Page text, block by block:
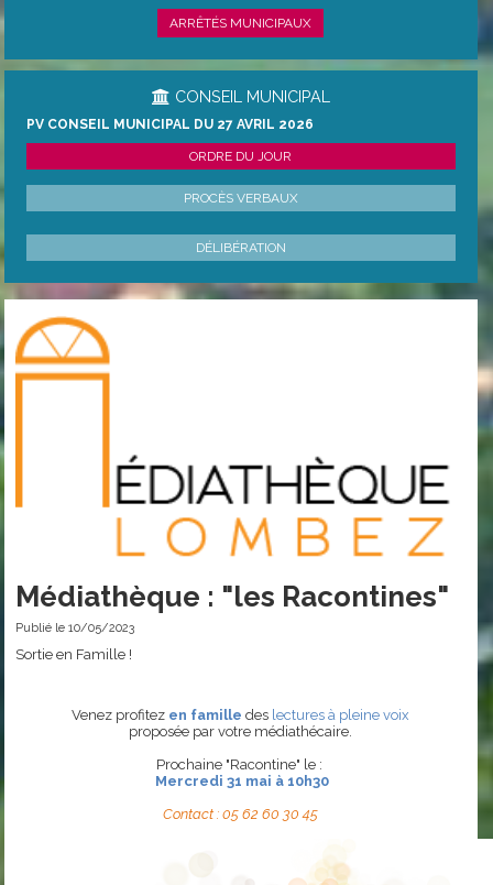
ARRÊTÉS MUNICIPAUX
CONSEIL MUNICIPAL
PV CONSEIL MUNICIPAL DU 27 AVRIL 2026
ORDRE DU JOUR
PROCÈS VERBAUX
DÉLIBÉRATION
Médiathèque : "les Racontines"
Publié le 10/05/2023
Sortie en Famille !
Venez profitez en famille des lectures à pleine voix
proposée par votre médiathécaire.
Prochaine "Racontine" le :
Mercredi 31 mai à 10h30
Contact : 05 62 60 30 45